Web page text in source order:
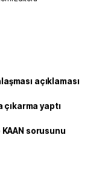
açıklaması
yaptı
sorusunu